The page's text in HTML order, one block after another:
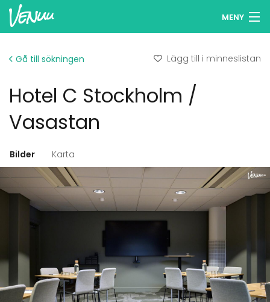
MENY
Logga in
Gå till sökningen Lägg till i minneslistan
Hotel C Stockholm /
Vasastan
Bilder Karta